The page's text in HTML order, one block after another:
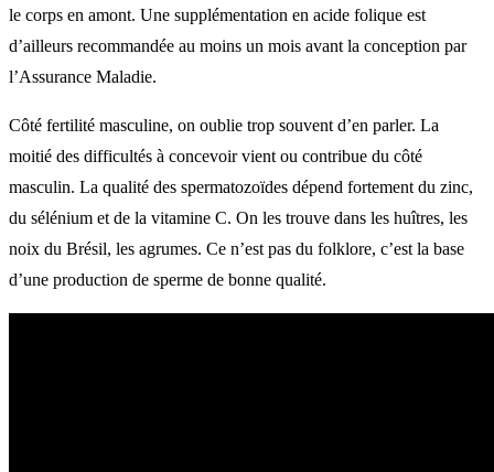
le corps en amont. Une supplémentation en acide folique est
d’ailleurs recommandée au moins un mois avant la conception par
l’Assurance Maladie.
Côté fertilité masculine, on oublie trop souvent d’en parler. La
moitié des difficultés à concevoir vient ou contribue du côté
masculin. La qualité des spermatozoïdes dépend fortement du zinc,
du sélénium et de la vitamine C. On les trouve dans les huîtres, les
noix du Brésil, les agrumes. Ce n’est pas du folklore, c’est la base
d’une production de sperme de bonne qualité.